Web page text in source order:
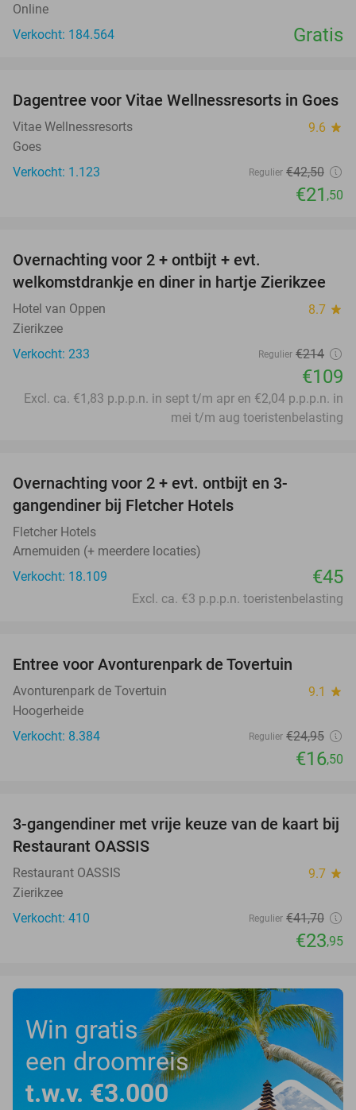
Online
Verkocht: 184.564
Gratis
49%
Dagentree voor Vitae Wellnessresorts in Goes
Vitae Wellnessresorts 9.6 star
Goes
Verkocht: 1.123
Regulier €42,50
€21 ,50
Overnachting voor 2 + ontbijt + evt.
welkomstdrankje en diner in hartje Zierikzee
Hotel van Oppen 8.7 star
Zierikzee
Verkocht: 233
Regulier €214
€109
Excl. ca. €1,83 p.p.p.n. in sept t/m apr en €2,04 p.p.p.n. in
mei t/m aug toeristenbelasting
Overnachting voor 2 + evt. ontbijt en 3-
gangendiner bij Fletcher Hotels
Fletcher Hotels
Arnemuiden (+ meerdere locaties)
Verkocht: 18.109
€45
Excl. ca. €3 p.p.p.n. toeristenbelasting
Entree voor Avonturenpark de Tovertuin
Avonturenpark de Tovertuin 9.1 star
Hoogerheide
Verkocht: 8.384
Regulier €24,95
€16,50
43%
3-gangendiner met vrije keuze van de kaart bij
Restaurant OASSIS
Restaurant OASSIS 9.7 star
Zierikzee
Verkocht: 410
Regulier €41,70
€23,95
Win gratis
een droomreis
t.w.v. €3.000